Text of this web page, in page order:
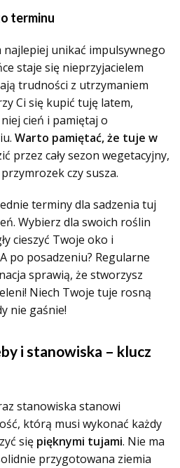
terminu
najlepiej unikać impulsywnego
staje się nieprzyjacielem
trudności z utrzymaniem
Ci się kupić tuję latem,
cień i pamiętaj o
Warto pamiętać, że tuje w
przez cały sezon wegetacyjny,
czy susza.
terminy dla sadzenia tuj
Wybierz dla swoich roślin
cieszyć Twoje oko i
po posadzeniu? Regularne
sprawią, że stworzysz
Niech Twoje tuje rosną
nie gaśnie!
i stanowiska – klucz
stanowiska stanowi
którą musi wykonać każdy
się pięknymi tujami. Nie ma
przygotowana ziemia